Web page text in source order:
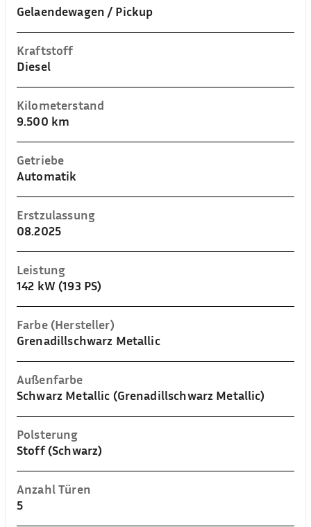
Gelaendewagen / Pickup
Kraftstoff
Diesel
Kilometerstand
9.500 km
Getriebe
Automatik
Erstzulassung
08.2025
Leistung
142 kW (193 PS)
Farbe (Hersteller)
Grenadillschwarz Metallic
Außenfarbe
Schwarz Metallic (Grenadillschwarz Metallic)
Polsterung
Stoff (Schwarz)
Anzahl Türen
5